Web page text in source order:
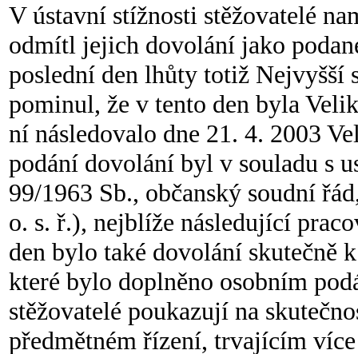
V ústavní stížnosti stěžovatelé
odmítl jejich dovolání jako
poslední den lhůty totiž Nejvyšší
pominul, že v tento den byla
ní následovalo dne 21. 4. 2003
podání dovolání byl v souladu s
99/1963 Sb., občanský soudní
o. s. ř.), nejblíže následující
den bylo také dovolání skutečně
které bylo doplněno osobním
stěžovatelé poukazují na
předmětném řízení, trvajícím